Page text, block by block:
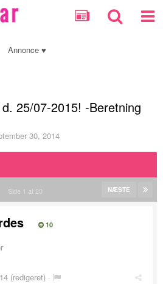
Annonce ♥
25/07-2015! -Beretning
30, 2014
NÆSTE
Side 1 af 20
10
(redigeret) ·